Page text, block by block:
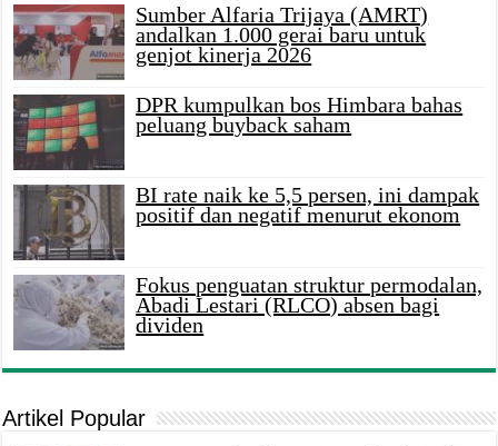
Sumber Alfaria Trijaya (AMRT)
andalkan 1.000 gerai baru untuk
genjot kinerja 2026
DPR kumpulkan bos Himbara bahas
peluang buyback saham
BI rate naik ke 5,5 persen, ini dampak
positif dan negatif menurut ekonom
Fokus penguatan struktur permodalan,
Abadi Lestari (RLCO) absen bagi
dividen
Artikel Popular